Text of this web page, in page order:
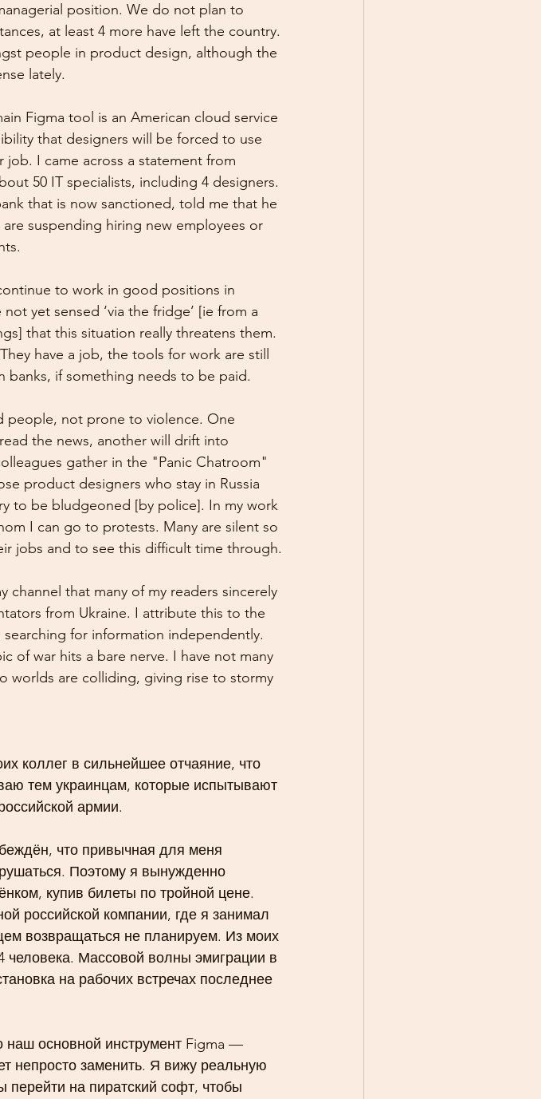
position. We do not plan to
at least 4 more have left the country.
people in product design, although the
lately.
Figma tool is an American cloud service
that designers will be forced to use
I came across a statement from
50 IT specialists, including 4 designers.
that is now sanctioned, told me that he
suspending hiring new employees or
to work in good positions in
yet sensed ‘via the fridge’ [ie from a
that this situation really threatens them.
have a job, the tools for work are still
banks, if something needs to be paid.
people, not prone to violence. One
the news, another will drift into
gather in the "Panic Chatroom"
product designers who stay in Russia
to be bludgeoned [by police]. In my work
I can go to protests. Many are silent so
jobs and to see this difficult time through.
that many of my readers sincerely
from Ukraine. I attribute this to the
for information independently.
of war hits a bare nerve. I have not many
worlds are colliding, giving rise to stormy
коллег в сильнейшее отчаяние, что
тем украинцам, которые испытывают
армии.
что привычная для меня
Поэтому я вынужденно
купив билеты по тройной цене.
российской компании, где я занимал
возвращаться не планируем. Из моих
человека. Массовой волны эмиграции в
на рабочих встречах последнее
наш основной инструмент Figma —
непросто заменить. Я вижу реальную
перейти на пиратский софт, чтобы